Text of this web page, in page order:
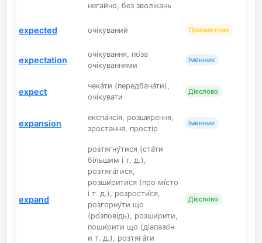
негайно, без зволікань
expected очікуваний Прикметник
expectation
очі́кування, по́за
очі́куваннями
Іменник
expect
чека́ти (передбача́ти),
очі́кувати
Дієслово
expansion
експа́нсія, розширення,
зростання, простір
Іменник
expand
розтягну́тися (ста́ти
бі́льшим і т. д.),
розтяга́тися,
розши́ритися (про мі́сто
і т. д.), розрости́ся,
розгорну́ти що
(ро́зповідь), розши́рити,
поши́рити що (діапазо́н
и т. д.), розтяга́ти
Дієслово